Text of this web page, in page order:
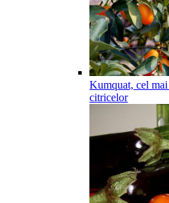
Kumquat, cel
citricelor